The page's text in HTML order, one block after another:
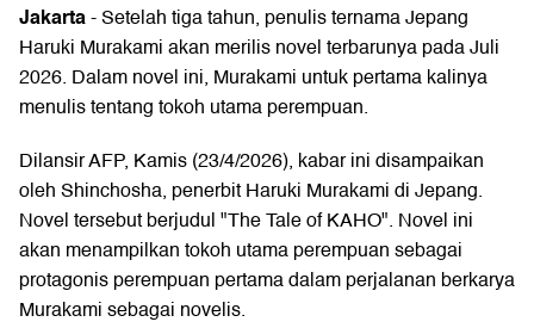
Jakarta- Setelah tiga tahun, penulis ternama Jepang
Haruki Murakamiakan merilis novel terbarunya pada Juli
2026. Dalam novel ini, Murakami untuk pertama kalinya
menulis tentang tokoh utama perempuan.
Dilansir AFP, Kamis (23/4/2026), kabar ini disampaikan
oleh Shinchosha, penerbit Haruki Murakami di Jepang.
Novel tersebut berjudul "The Tale of KAHO". Novel ini
akan menampilkan tokoh utama perempuan sebagai
protagonis perempuan pertama dalam perjalanan berkarya
Murakami sebagai novelis.